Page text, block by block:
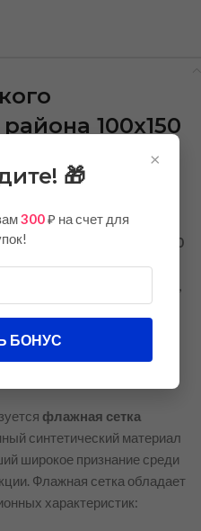
100х150
премиум
муниципального района
с геральдическими
размере
100х150
использования в
мероприятиях,
для оформления офисов,
флажная сетка
синтетический материал
широкое признание среди
Флажная сетка обладает
характеристик:
×
🎁
300₽ на счет для
БОНУС